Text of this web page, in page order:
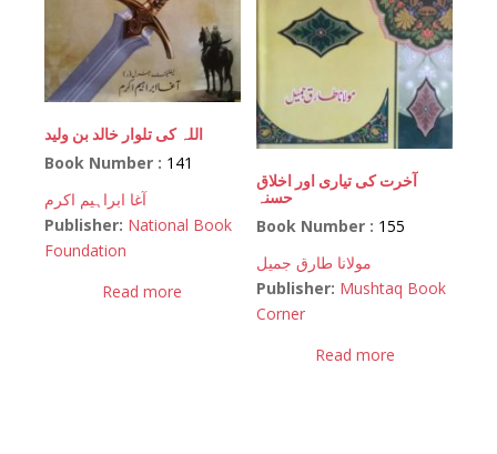
اللہ کی تلوار خالد بن ولید
Book Number : 141
آغا ابراہیم اکرم
Publisher: National Book
Foundation
Read more
آخرت کی تیاری اور اخلاق
حسنہ
Book Number : 155
مولانا طارق جمیل
Publisher: Mushtaq Book
Corner
Read more